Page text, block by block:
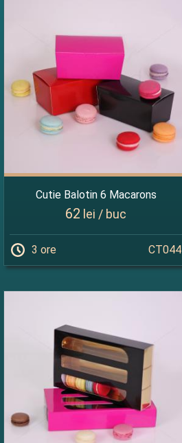
Cutie Balotin 6 Macarons
62 lei / buc
3 ore CT044